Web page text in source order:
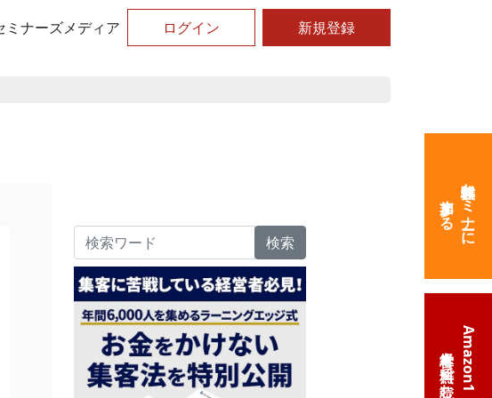
ミナーズメディア ログイン 新規登録
検索
無料体験セミナーに
参加する
Amazon1位の
経営本を無料で読む